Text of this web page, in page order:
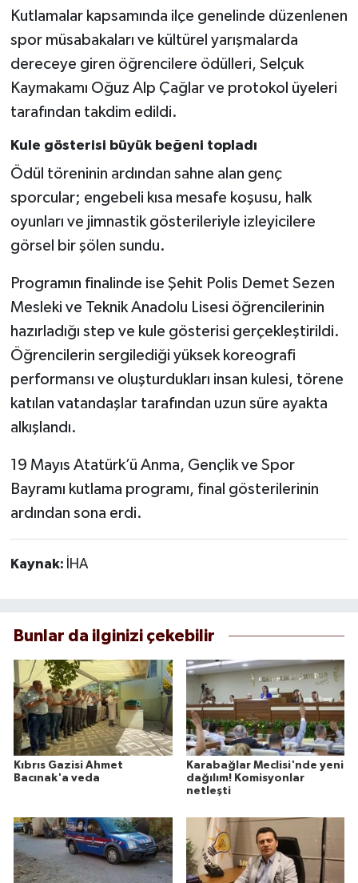
Kutlamalar kapsamında ilçe genelinde düzenlenen
spor müsabakaları ve kültürel yarışmalarda
dereceye giren öğrencilere ödülleri, Selçuk
Kaymakamı Oğuz Alp Çağlar ve protokol üyeleri
tarafından takdim edildi.
Kule gösterisi büyük beğeni topladı
Ödül töreninin ardından sahne alan genç
sporcular; engebeli kısa mesafe koşusu, halk
oyunları ve jimnastik gösterileriyle izleyicilere
görsel bir şölen sundu.
Programın finalinde ise Şehit Polis Demet Sezen
Mesleki ve Teknik Anadolu Lisesi öğrencilerinin
hazırladığı step ve kule gösterisi gerçekleştirildi.
Öğrencilerin sergilediği yüksek koreografi
performansı ve oluşturdukları insan kulesi, törene
katılan vatandaşlar tarafından uzun süre ayakta
alkışlandı.
19 Mayıs Atatürk’ü Anma, Gençlik ve Spor
Bayramı kutlama programı, final gösterilerinin
ardından sona erdi.
Kaynak: İHA
Bunlar da ilginizi çekebilir
Kıbrıs Gazisi Ahmet
Bacınak'a veda
Karabağlar Meclisi'nde yeni
dağılım! Komisyonlar
netleşti